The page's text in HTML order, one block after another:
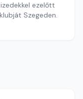
ezelőtt
Szegeden.